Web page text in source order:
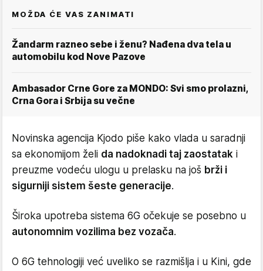
MOŽDA ĆE VAS ZANIMATI
Žandarm razneo sebe i ženu? Nađena dva tela u
automobilu kod Nove Pazove
Ambasador Crne Gore za MONDO: Svi smo prolazni,
Crna Gora i Srbija su večne
Novinska agencija Kjodo piše kako vlada u saradnji
sa ekonomijom želi da nadoknadi taj zaostatak i
preuzme vodeću ulogu u prelasku na još brži i
sigurniji sistem šeste generacije.
Široka upotreba sistema 6G očekuje se posebno u
autonomnim vozilima bez vozača.
O 6G tehnologiji već uveliko se razmišlja i u Kini, gde